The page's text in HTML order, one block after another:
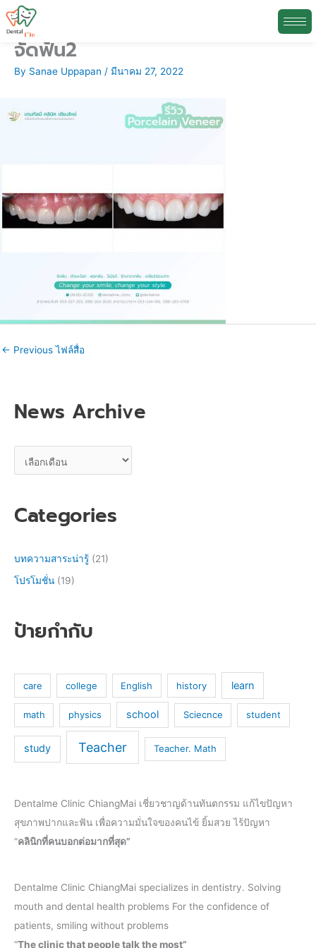
Skip
content
จัดฟัน2
By Sanae Uppapan / มีนาคม 27, 2022
← Previous ไฟล์สื่อ
News Archive
N
e
A
i
v
Categories
บทความสาระน่ารู้ (21)
โปรโมชั่น (19)
ป้ายกำกับ
care college English history learn
math physics school Sciecnce student
study Teacher Teacher. Math
Dentalme Clinic ChiangMai เชี่ยวชาญด้านทันตกรรม แก้ไขปัญหา
สุขภาพปากและฟัน เพื่อความมั่นใจของคนไข้ ยิ้มสวย ไร้ปัญหา
“คลินิกที่คนบอกต่อมากที่สุด”
Dentalme Clinic ChiangMai specializes in dentistry. Solving
mouth and dental health problems For the confidence of
patients, smiling without problems
“The clinic that people talk the most”